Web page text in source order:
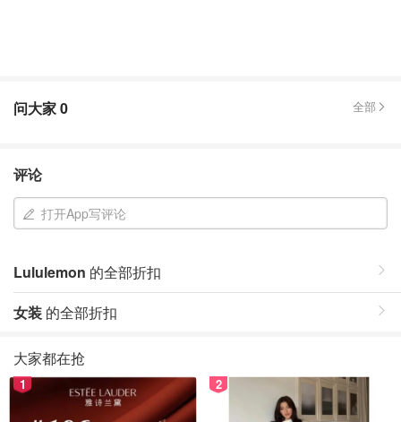
问大家0 全部
评论
打开App写评论
Lululemon 的全部折扣
女装 的全部折扣
大家都在抢
1 2